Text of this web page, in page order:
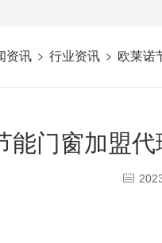
资讯 行业资讯 欧莱诺
能门窗加盟